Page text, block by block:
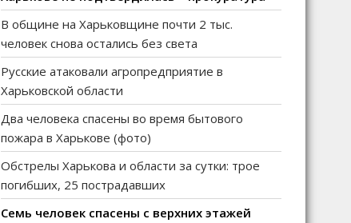
В общине на Харьковщине почти 2 тыс.
человек снова остались без света
Русские атаковали агропредприятие в
Харьковской области
Два человека спасены во время бытового
пожара в Харькове (фото)
Обстрелы Харькова и области за сутки: трое
погибших, 25 пострадавших
Семь человек спасены с верхних этажей